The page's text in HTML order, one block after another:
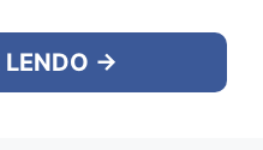
LENDO →